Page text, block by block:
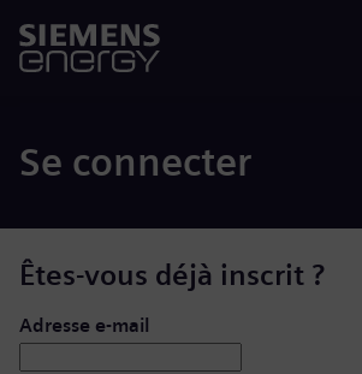
Se connecter
Êtes-vous déjà inscrit ?
Se connecter : nom d’utilisateur et mot
Adresse e-mail